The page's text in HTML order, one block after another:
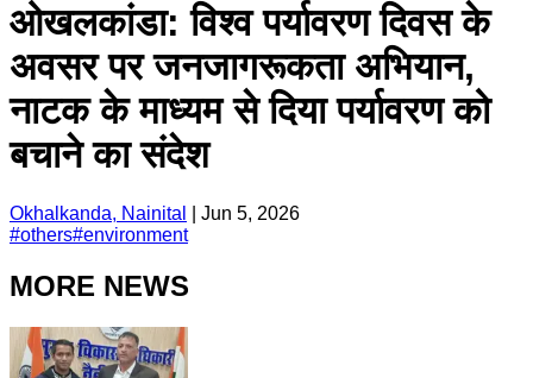
ओखलकांडा: विश्व पर्यावरण दिवस के
अवसर पर जनजागरूकता अभियान,
नाटक के माध्यम से दिया पर्यावरण को
बचाने का संदेश
Okhalkanda, Nainital
Jun 5, 2026
#others#environment
MORE NEWS